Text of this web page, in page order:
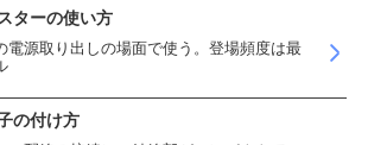
ターの使い方
電源取り出しの場面で使う。登場頻度は最
の付け方